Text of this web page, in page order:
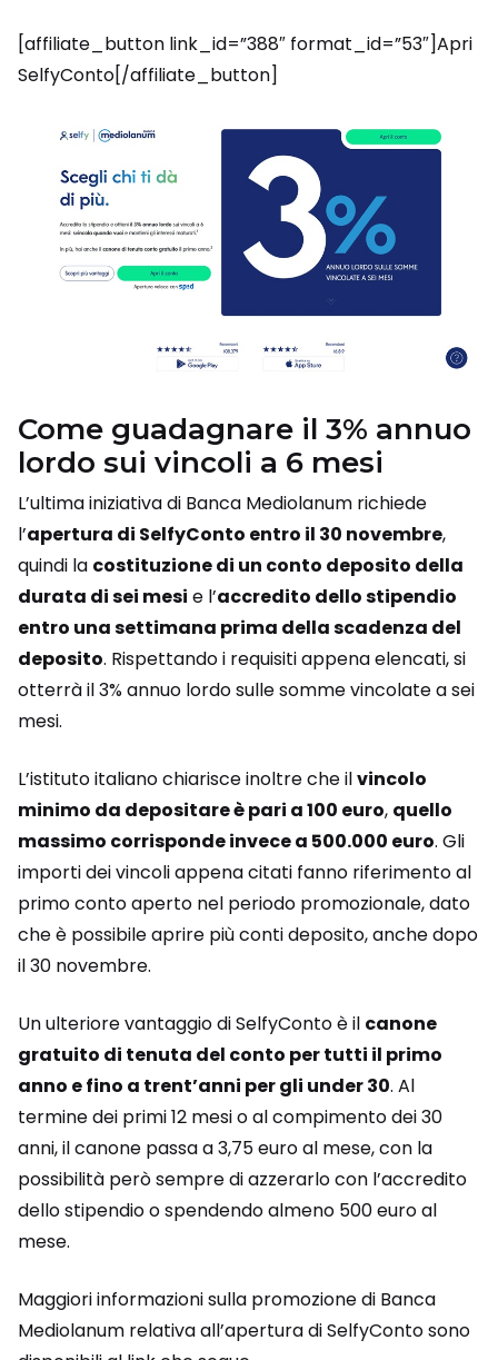
[affiliate_button link_id=”388″ format_id=”53″]Apri
SelfyConto[/affiliate_button]
Come guadagnare il 3% annuo
lordo sui vincoli a 6 mesi
L’ultima iniziativa di Banca Mediolanum richiede
l’apertura di SelfyConto entro il 30 novembre,
quindi la costituzione di un conto deposito della
durata di sei mesi e l’accredito dello stipendio
entro una settimana prima della scadenza del
deposito. Rispettando i requisiti appena elencati, si
otterrà il 3% annuo lordo sulle somme vincolate a sei
mesi.
L’istituto italiano chiarisce inoltre che ilvincolo
minimo da depositare è pari a 100 euro, quello
massimo corrisponde invece a 500.000 euro. Gli
importi dei vincoli appena citati fanno riferimento al
primo conto aperto nel periodo promozionale, dato
che è possibile aprire più conti deposito, anche dopo
il 30 novembre.
Un ulteriore vantaggio di SelfyConto è il canone
gratuito di tenuta del conto per tutti il primo
anno e fino a trent’anni per gli under 30. Al
termine dei primi 12 mesi o al compimento dei 30
anni, il canone passa a 3,75 euro al mese, con la
possibilità però sempre di azzerarlo con l’accredito
dello stipendio o spendendo almeno 500 euro al
mese.
Maggiori informazioni sulla promozione di Banca
Mediolanum relativa all’apertura di SelfyConto sono